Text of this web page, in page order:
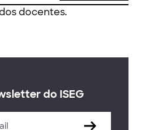
docentes.
do ISEG